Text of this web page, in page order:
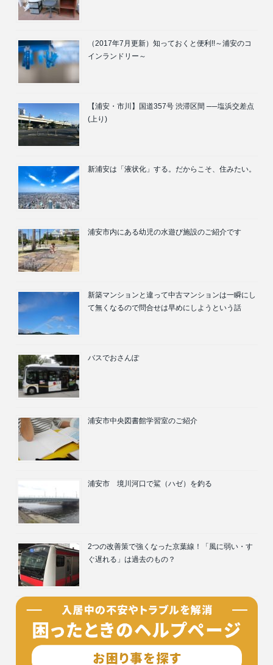
（2017年7月更新）知っておくと便利!!～浦安のコ
インランドリー～
【浦安・市川】国道357号 渋滞区間 ──塩浜交差点
(上り)
新浦安は「液状化」する。だからこそ、住みたい。
浦安市内にある幼児の水遊び施設のご紹介です
新築マンションと違って中古マンションは一瞬にし
て無くなるので問合せは早めにしようという話
バスでおさんぽ
浦安市中央図書館学習室のご紹介
浦安市 境川河口で鯊（ハゼ）を釣る
2つの改善策で強くなった京葉線！「風に弱い・す
ぐ遅れる」は過去のもの？